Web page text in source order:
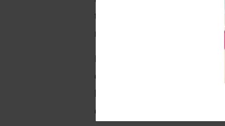
tráng trộn tương đương gần
ngày.
Do đó, có thể khẳng định
chóng nếu ăn với số lượng
béo nếu ăn nhiều mà còn
chứa chất xơ.